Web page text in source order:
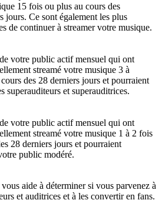
15 fois ou plus au cours des
jours. Ce sont également les plus
de continuer à streamer votre musique.
votre public actif mensuel qui ont
streamé votre musique 3 à
des 28 derniers jours et pourraient
superauditeurs et superauditrices.
votre public actif mensuel qui ont
streamé votre musique 1 à 2 fois
28 derniers jours et pourraient
public modéré.
aide à déterminer si vous parvenez à
et auditrices et à les convertir en fans.